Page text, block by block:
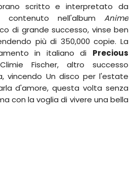
scritto e interpretato da
contenuto nell'albumAnime
di grande successo, vinse ben
più di 350,000 copie. La
in italiano di Precious
Fischer, altro successo
vincendo Un disco per l'estate
d'amore, questa volta senza
con la voglia di vivere una bella